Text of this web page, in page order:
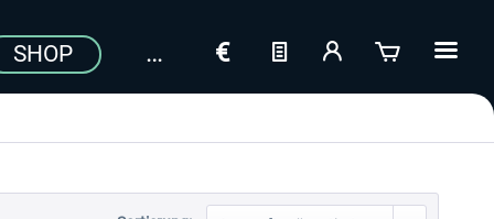
SHOP